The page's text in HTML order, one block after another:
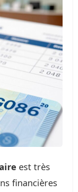
est très
financières